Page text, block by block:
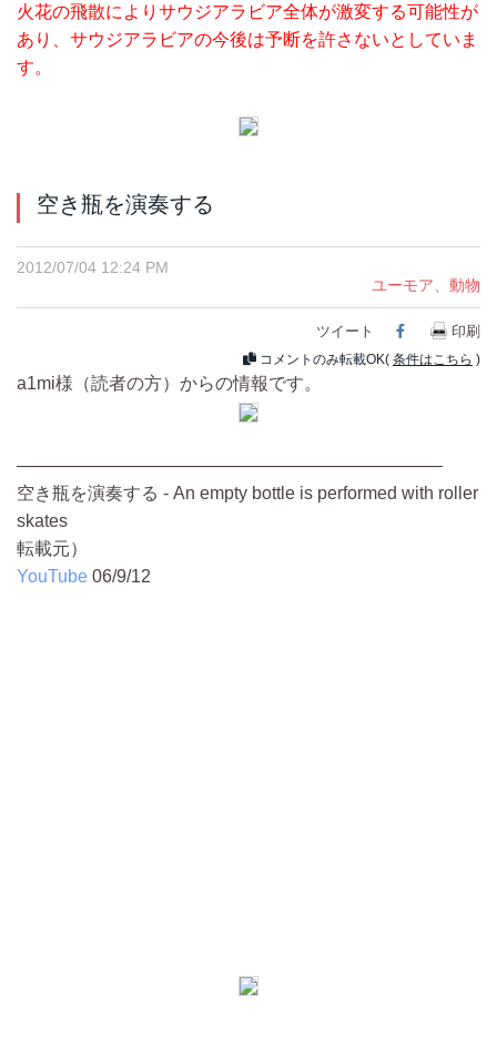
火花の飛散によりサウジアラビア全体が激変する可能性が
あり、サウジアラビアの今後は予断を許さないとしていま
す。
空き瓶を演奏する
2012/07/04 12:24 PM
ユーモア、動物
ツイート Facebook
印刷
コメントのみ転載OK( 条件はこちら )
a1mi様（読者の方）からの情報です。
————————————————————————
空き瓶を演奏する - An empty bottle is performed with roller
skates
転載元）
YouTube 06/9/12